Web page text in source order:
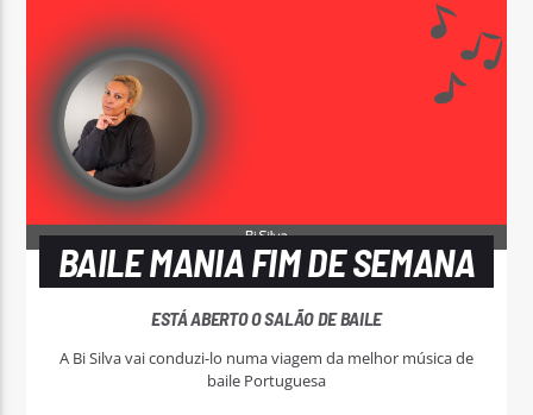
BAILE MANIA FIM DE SEMANA
ESTÁ ABERTO O SALÃO DE BAILE
A Bi Silva vai conduzi-lo numa viagem da melhor música de
baile Portuguesa